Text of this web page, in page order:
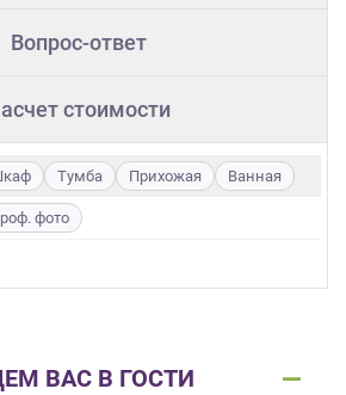
Вопрос-ответ
стоимости
Тумба Прихожая Ванная
фото
ВАС В ГОСТИ